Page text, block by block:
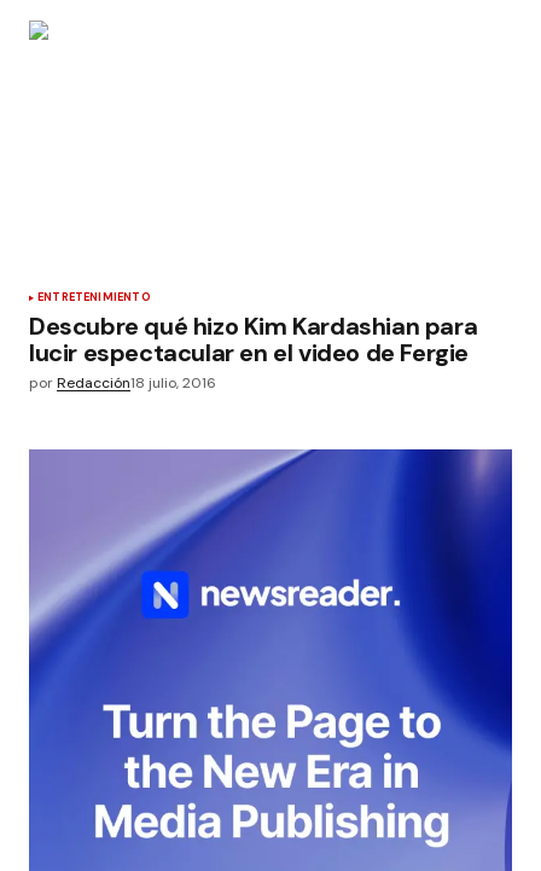
ENTRETENIMIENTO
Descubre qué hizo Kim Kardashian para
lucir espectacular en el video de Fergie
porRedacción18 julio, 2016